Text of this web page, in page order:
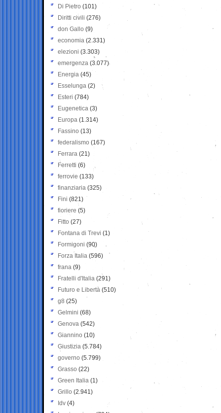
Di Pietro (101)
Diritti civili (276)
don Gallo (9)
economia (2.331)
elezioni (3.303)
emergenza (3.077)
Energia (45)
Esselunga (2)
Esteri (784)
Eugenetica (3)
Europa (1.314)
Fassino (13)
federalismo (167)
Ferrara (21)
Ferretti (6)
ferrovie (133)
finanziaria (325)
Fini (821)
fioriere (5)
Fitto (27)
Fontana di Trevi (1)
Formigoni (90)
Forza Italia (596)
frana (9)
Fratelli d'Italia (291)
Futuro e Libertà (510)
g8 (25)
Gelmini (68)
Genova (542)
Giannino (10)
Giustizia (5.784)
governo (5.799)
Grasso (22)
Green Italia (1)
Grillo (2.941)
Idv (4)